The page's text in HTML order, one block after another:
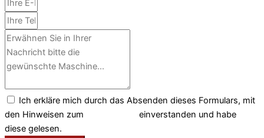
Ich erkläre mich durch das Absenden dieses Formulars, mit
den Hinweisen zum
einverstanden und habe
diese gelesen.